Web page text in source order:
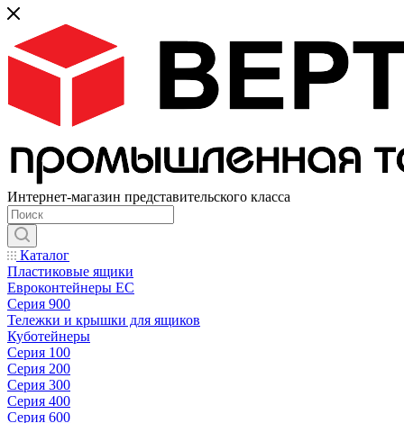
Интернет-магазин представительского класса
Каталог
Пластиковые ящики
Евроконтейнеры ЕС
Серия 900
Тележки и крышки для ящиков
Куботейнеры
Серия 100
Серия 200
Серия 300
Серия 400
Серия 600